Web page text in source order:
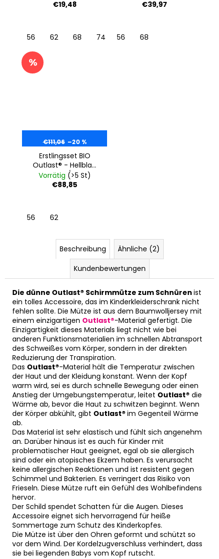
€19,48
56 62 68 74 80
Sternchen/hellblau
€39,97
56 68
€111,06 –20 %
Erstlingsset BIO
Outlast® - Hellblau
Sternchen/Hellblau
Vorrätig (>5 St)
€88,85
56 62
Beschreibung
Ähnliche (2)
Kundenbewertungen
Die dünne Outlast® Schirmmütze zum Schnüren ist
ein tolles Accessoire, das im Kinderkleiderschrank nicht
fehlen sollte. Die Mütze ist aus dem Baumwolljersey mit
einem einzigartigen Outlast®-Material gefertigt. Die
Einzigartigkeit dieses Materials liegt nicht wie bei
anderen Funktionsmaterialien im schnellen Abtransport
des Schweißes vom Körper, sondern in der direkten
Reduzierung der Transpiration.
Das Outlast®-Material hält die Temperatur zwischen
der Haut und der Kleidung konstant. Wenn der Kopf
warm wird, sei es durch schnelle Bewegung oder einen
Anstieg der Umgebungstemperatur, leitet Outlast® die
Wärme ab, bevor die Haut zu schwitzen beginnt. Wenn
der Körper abkühlt, gibt Outlast® im Gegenteil Wärme
ab.
Das Material ist sehr elastisch und fühlt sich angenehm
an. Darüber hinaus ist es auch für Kinder mit
problematischer Haut geeignet, egal ob sie allergisch
sind oder ein atopisches Ekzem haben. Es verursacht
keine allergischen Reaktionen und ist resistent gegen
Schimmel und Bakterien. Es verringert das Risiko von
Frieseln. Diese Mütze ruft ein Gefühl des Wohlbefindens
hervor.
Der Schild spendet Schatten für die Augen. Dieses
Accessoire eignet sich hervorragend für heiße
Sommertage zum Schutz des Kinderkopfes.
Die Mütze ist über den Ohren geformt und schützt so
vor dem Wind. Der Kordelzugverschluss verhindert, dass
sie bei liegenden Babys vom Kopf rutscht.